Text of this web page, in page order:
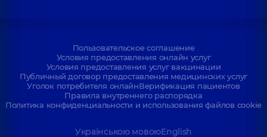
Пользовательское соглашение
Условия предоставления онлайн услуг
Условия предоставления услуг вакцинации
Публичный договор предоставления медицинских услуг
Уголок потребителя онлайнВерификация пациентов
Правила внутреннего распорядка
Политика конфиденциальности и использования файлов cookie
Українською мовоюEnglish